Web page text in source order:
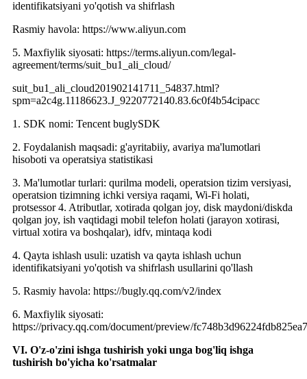
identifikatsiyani yo'qotish va shifrlash
Rasmiy havola: https://www.aliyun.com
5. Maxfiylik siyosati: https://terms.aliyun.com/legal-
agreement/terms/suit_bu1_ali_cloud/
suit_bu1_ali_cloud201902141711_54837.html?
spm=a2c4g.11186623.J_9220772140.83.6c0f4b54cipacc
1. SDK nomi: Tencent buglySDK
2. Foydalanish maqsadi: g'ayritabiiy, avariya ma'lumotlari
hisoboti va operatsiya statistikasi
3. Ma'lumotlar turlari: qurilma modeli, operatsion tizim versiyasi,
operatsion tizimning ichki versiya raqami, Wi-Fi holati,
protsessor 4. Atributlar, xotirada qolgan joy, disk maydoni/diskda
qolgan joy, ish vaqtidagi mobil telefon holati (jarayon xotirasi,
virtual xotira va boshqalar), idfv, mintaqa kodi
4. Qayta ishlash usuli: uzatish va qayta ishlash uchun
identifikatsiyani yo'qotish va shifrlash usullarini qo'llash
5. Rasmiy havola: https://bugly.qq.com/v2/index
6. Maxfiylik siyosati:
https://privacy.qq.com/document/preview/
VI. O'z-o'zini ishga tushirish yoki unga bog'liq ishga
tushirish bo'yicha ko'rsatmalar